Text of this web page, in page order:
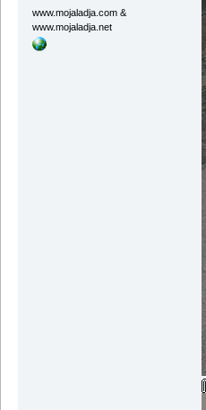
www.mojaladja.com &
www.mojaladja.net